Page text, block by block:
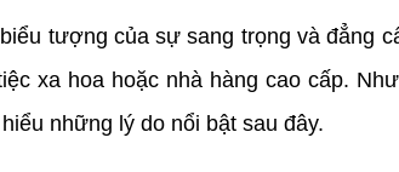
tượng của sự sang trọng và đẳng
xa hoa hoặc nhà hàng cao cấp.
những lý do nổi bật sau đây.